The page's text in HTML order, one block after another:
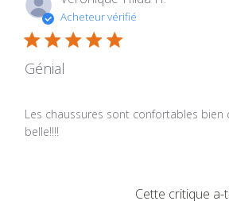
Acheteur vérifié
Génial
Les chaussures sont confortables bien
belle!!!!
Cette critique a-